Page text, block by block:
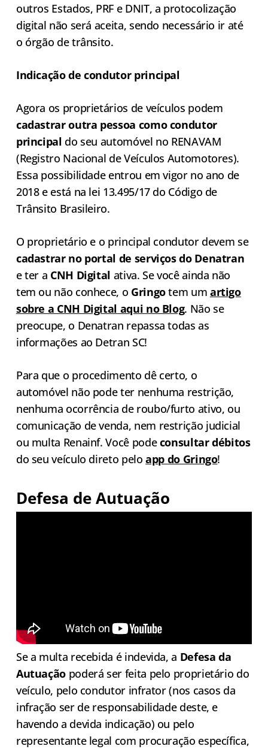
outros Estados, PRF e DNIT, a protocolização
digital não será aceita, sendo necessário ir até
o órgão de trânsito.
Indicação de condutor principal
Agora os proprietários de veículos podem
cadastrar outra pessoa como condutor
principal do seu automóvel no RENAVAM
(Registro Nacional de Veículos Automotores).
Essa possibilidade entrou em vigor no ano de
2018 e está na lei 13.495/17 do Código de
Trânsito Brasileiro.
O proprietário e o principal condutor devem se
cadastrar no portal de serviços do Denatran
e ter a CNH Digital ativa. Se você ainda não
tem ou não conhece, o Gringotem um artigo
sobre a CNH Digital aqui no Blog. Não se
preocupe, o Denatran repassa todas as
informações ao Detran SC!
Para que o procedimento dê certo, o
automóvel não pode ter nenhuma restrição,
nenhuma ocorrência de roubo/furto ativo, ou
comunicação de venda, nem restrição judicial
ou multa Renainf. Você podeconsultar débitos
do seu veículo direto pelo app do Gringo!
Defesa de Autuação
Se a multa recebida é indevida, a Defesa da
Autuação poderá ser feita pelo proprietário do
veículo, pelo condutor infrator (nos casos da
infração ser de responsabilidade deste, e
havendo a devida indicação) ou pelo
representante legal com procuração específica,